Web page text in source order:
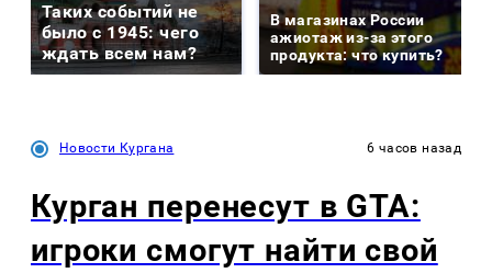
Таких событий не
было с 1945: чего
ждать всем нам?
В магазинах России
ажиотаж из-за этого
продукта: что купить?
Новости Кургана 6 часов назад
Курган перенесут в GTA:
игроки смогут найти свой